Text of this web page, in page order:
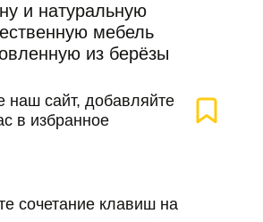
и натуральную
мебель
из берёзы
наш сайт, добавляйте
в избранное
сочетание клавиш на